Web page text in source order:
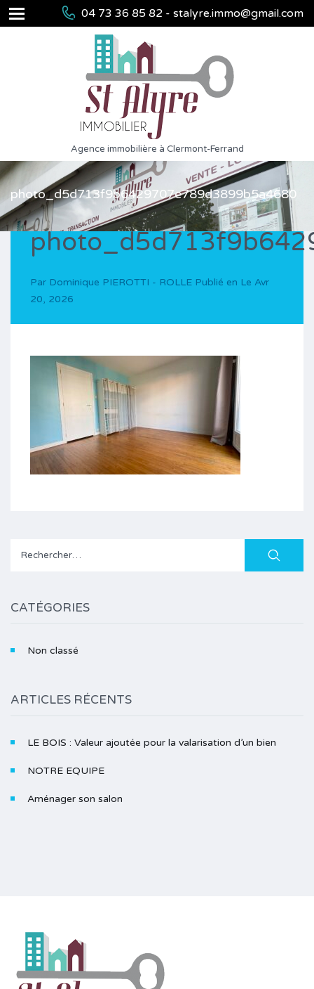
04 73 36 85 82 - stalyre.immo@gmail.com
Agence immobilière à Clermont-Ferrand
photo_d5d713f9b6429707e789d3899b5a4680
Par Dominique PIEROTTI - ROLLE Publié en Le Avr
20, 2026
Rechercher :
CATÉGORIES
Non classé
ARTICLES RÉCENTS
LE BOIS : Valeur ajoutée pour la valarisation d’un bien
NOTRE EQUIPE
Aménager son salon